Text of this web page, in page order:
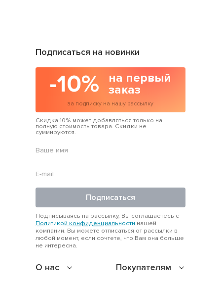
О нас Покупателям
Подписаться на новинки
-10%
на первый
заказ
за подписку на нашу рассылку
Скидка 10% может добавляться только на
полную стоимость товара. Скидки не
суммируются.
Подписаться
Подписываясь на рассылку, Вы соглашаетесь с
Политикой конфиденциальности нашей
компании. Вы можете отписаться от рассылки в
любой момент, если сочтете, что Вам она больше
не интересна.